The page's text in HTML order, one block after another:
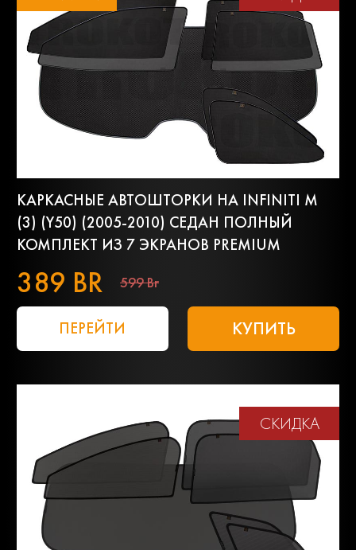
КАРКАСНЫЕ АВТОШТОРКИ НА INFINITI M
(3) (Y50) (2005-2010) СЕДАН ПОЛНЫЙ
КОМПЛЕКТ ИЗ 7 ЭКРАНОВ PREMIUM
389 BR 599 Br
ПЕРЕЙТИ КУПИТЬ
СКИДКА